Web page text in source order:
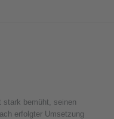
stark bemüht, seinen
erfolgter Umsetzung